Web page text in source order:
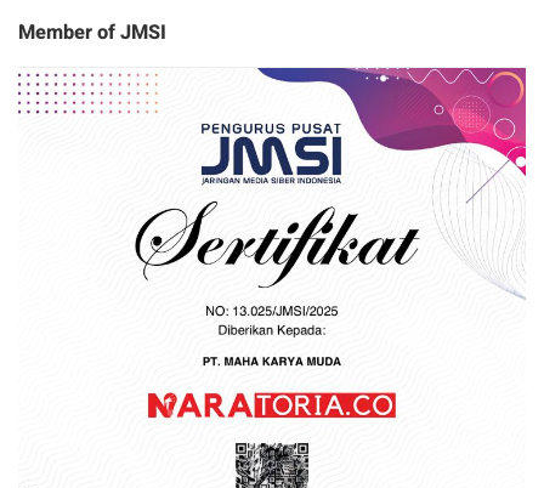
Member of JMSI